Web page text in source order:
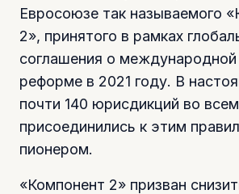
Евросоюзе так называемого
2», принятого в рамках
соглашения о международной
реформе в 2021 году. В
почти 140 юрисдикций во
присоединились к этим
пионером.
«Компонент 2» призван